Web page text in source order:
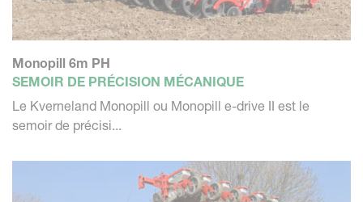
Monopill 6m PH
SEMOIR DE PRÉCISION MÉCANIQUE
Le Kverneland Monopill ou Monopill e-drive II est le
semoir de précisi...